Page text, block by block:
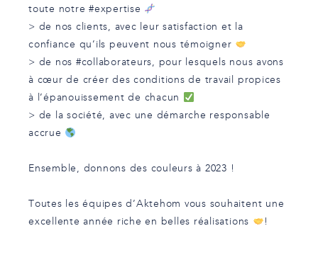
toute notre#expertise
> de nos clients, avec leur satisfaction et la
confiance qu’ils peuvent nous témoigner
> de nos #collaborateurs, pour lesquels nous avons
à cœur de créer des conditions de travail propices
à l’épanouissement de chacun
> de la société, avec une démarche responsable
accrue
Ensemble, donnons des couleurs à 2023 !
Toutes les équipes d’Aktehom vous souhaitent une
excellente année riche en belles réalisations
!